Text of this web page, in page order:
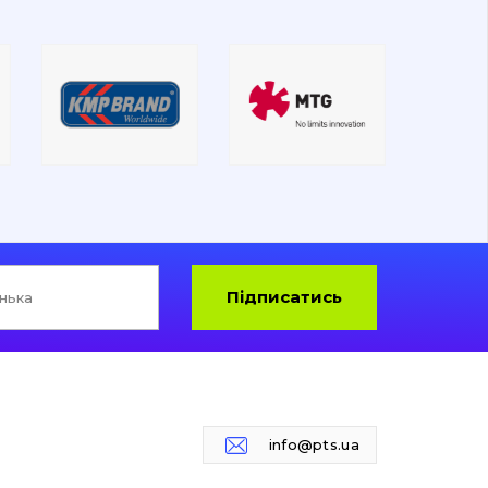
Підписатись
info@pts.ua